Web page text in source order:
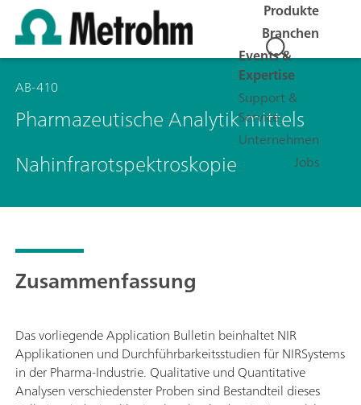
Produkte
Branchen
Events &
Expertise
Support &
Service
Unternehmen
Jobs
AB-410
Pharmazeutische Analytik mittels
Nahinfrarotspektroskopie
Zusammenfassung
Das vorliegende Application Bulletin beinhaltet NIR
Applikationen und Durchführbarkeitsstudien für NIRSystems
in der Pharma-Industrie. Qualitative und Quantitative
Analysen verschiedenster Proben sind Bestandteil dieses